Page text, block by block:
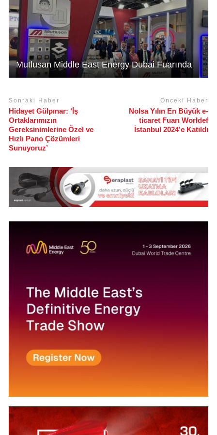
Mutlusan Middle East Energy Dubai Fuarında
Sonraki Haber
Hidayet Gülpınar: ‘İş
Ortaklarımızın
Gereksinimlerine Özel ve
Hızlı Pano Çözümleri
Sunuyoruz’
Önceki Haber
Nolsa Yılın En Büyük e-
ticaret Fuarı Worldef
İstanbul 2024’e Katıldı